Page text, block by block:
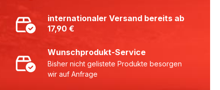
internationaler Versand bereits ab
17,90 €
Wunschprodukt-Service
Bisher nicht gelistete Produkte besorgen
wir auf Anfrage